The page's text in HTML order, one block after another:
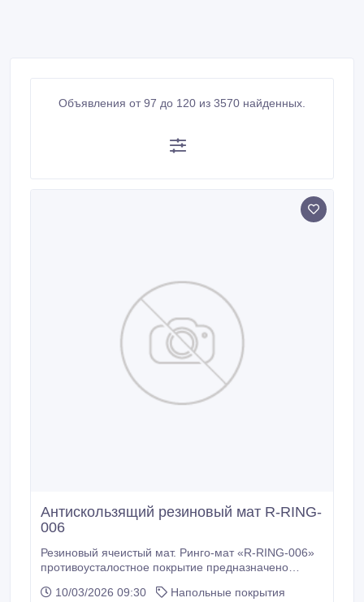
Объявления от 97 до 120 из 3570 найденных.
Антискользящий резиновый мат R-RING-
006
Резиновый ячеистый мат. Ринго-мат «R-RING-006»
противоусталостное покрытие предназначено
конвейерные линии, бары, ресепшн и т.п. Покрытие
10/03/2026 09:30
Напольные покрытия